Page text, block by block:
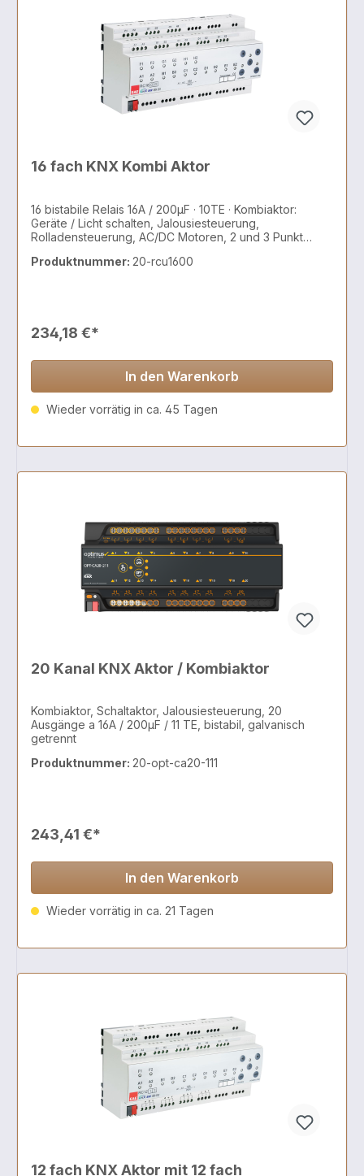
16 fach KNX Kombi Aktor
16 bistabile Relais 16A / 200µF · 10TE · Kombiaktor:
Geräte / Licht schalten, Jalousiesteuerung,
Rolladensteuerung, AC/DC Motoren, 2 und 3 Punkt
Produktnummer: 20-rcu1600
234,18 €*
In den Warenkorb
Wieder vorrätig in ca. 45 Tagen
20 Kanal KNX Aktor / Kombiaktor
Kombiaktor, Schaltaktor, Jalousiesteuerung, 20
Ausgänge a 16A / 200µF / 11 TE, bistabil, galvanisch
getrennt
Produktnummer: 20-opt-ca20-111
243,41 €*
In den Warenkorb
Wieder vorrätig in ca. 21 Tagen
12 fach KNX Aktor mit 12 fach